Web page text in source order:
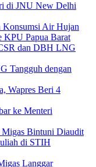
di JNU New Delhi
Konsumsi Air Hujan
KPU Papua Barat
dan DBH LNG
Tangguh dengan
Wapres Beri 4
ke Menteri
Bintuni Diaudit
di STIH
Langgar